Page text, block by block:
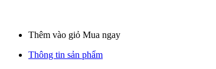
Thêm vào giỏ Mua ngay
Thông tin sản phẩm